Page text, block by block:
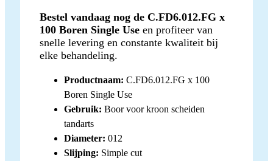
Bestel vandaag nog de C.FD6.012.FG x
100 Boren Single Use en profiteer van
snelle levering en constante kwaliteit bij
elke behandeling.
Productnaam: C.FD6.012.FG x 100
Boren Single Use
Gebruik: Boor voor kroon scheiden
tandarts
Diameter: 012
Slijping: Simple cut